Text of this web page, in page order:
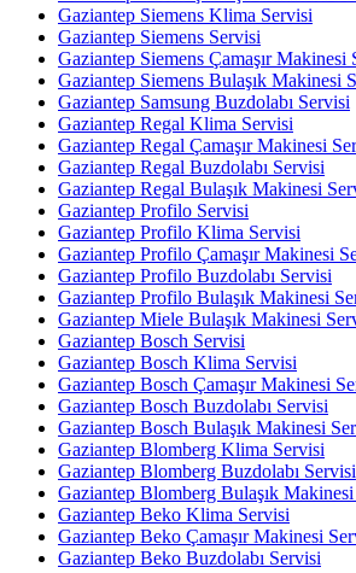
Gaziantep Siemens Klima Servisi
Gaziantep Siemens Servisi
Gaziantep Siemens Çamaşır Makinesi
Gaziantep Siemens Bulaşık Makinesi
Gaziantep Samsung Buzdolabı Servisi
Gaziantep Regal Klima Servisi
Gaziantep Regal Çamaşır Makinesi
Gaziantep Regal Buzdolabı Servisi
Gaziantep Regal Bulaşık Makinesi
Gaziantep Profilo Servisi
Gaziantep Profilo Klima Servisi
Gaziantep Profilo Çamaşır Makinesi
Gaziantep Profilo Buzdolabı Servisi
Gaziantep Profilo Bulaşık Makinesi
Gaziantep Miele Bulaşık Makinesi
Gaziantep Bosch Servisi
Gaziantep Bosch Klima Servisi
Gaziantep Bosch Çamaşır Makinesi
Gaziantep Bosch Buzdolabı Servisi
Gaziantep Bosch Bulaşık Makinesi
Gaziantep Blomberg Klima Servisi
Gaziantep Blomberg Buzdolabı Servisi
Gaziantep Blomberg Bulaşık
Gaziantep Beko Klima Servisi
Gaziantep Beko Çamaşır Makinesi
Gaziantep Beko Buzdolabı Servisi